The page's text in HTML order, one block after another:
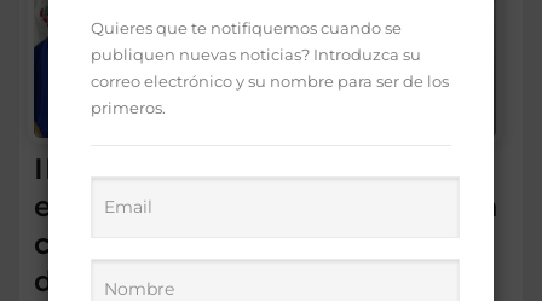
IDEICE y MINERD coordinan
estrategias para fortalecer la
calidad de la educación
dominicana
Quieres que te notifiquemos cuando se
publiquen nuevas noticias? Introduzca su
correo electrónico y su nombre para ser de los
primeros.